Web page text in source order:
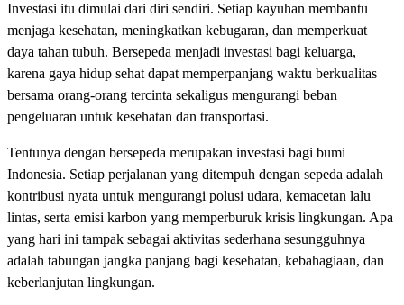
Investasi itu dimulai dari diri sendiri. Setiap kayuhan membantu
menjaga kesehatan, meningkatkan kebugaran, dan memperkuat
daya tahan tubuh. Bersepeda menjadi investasi bagi keluarga,
karena gaya hidup sehat dapat memperpanjang waktu berkualitas
bersama orang-orang tercinta sekaligus mengurangi beban
pengeluaran untuk kesehatan dan transportasi.
Tentunya dengan bersepeda merupakan investasi bagi bumi
Indonesia. Setiap perjalanan yang ditempuh dengan sepeda adalah
kontribusi nyata untuk mengurangi polusi udara, kemacetan lalu
lintas, serta emisi karbon yang memperburuk krisis lingkungan. Apa
yang hari ini tampak sebagai aktivitas sederhana sesungguhnya
adalah tabungan jangka panjang bagi kesehatan, kebahagiaan, dan
keberlanjutan lingkungan.